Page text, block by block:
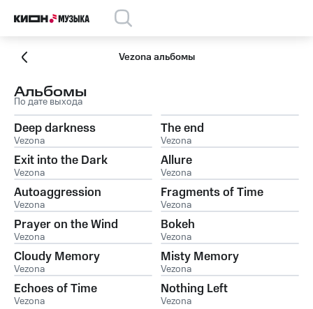
Vezona альбомы
Альбомы
По дате выхода
Deep darkness
Vezona
The end
Vezona
Exit into the Dark
Vezona
Allure
Vezona
Autoaggression
Vezona
Fragments of Time
Vezona
Prayer on the Wind
Vezona
Bokeh
Vezona
Cloudy Memory
Vezona
Misty Memory
Vezona
Echoes of Time
Vezona
Nothing Left
Vezona